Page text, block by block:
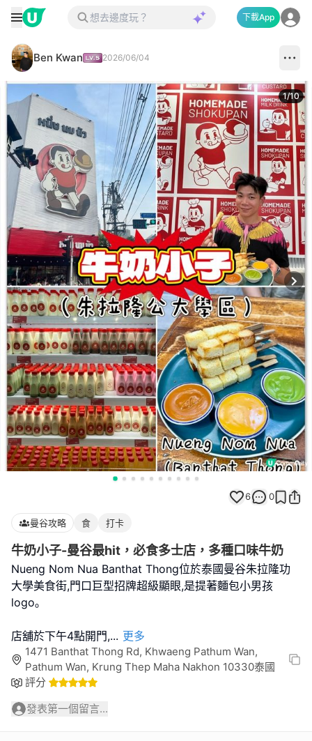
下載App
Ben Kwan 2026/06/04
1/10
6 0
曼谷攻略 食 打卡
牛奶小子-曼谷最hit，必食多士店，多種口味牛奶
Nueng Nom Nua Banthat Thong位於泰國曼谷朱拉隆功
大學美食街,門口巨型招牌超級顯眼,是提著麵包小男孩
logo｡
店舖於下午4點開門,... 更多
1471 Banthat Thong Rd, Khwaeng Pathum Wan,
Pathum Wan, Krung Thep Maha Nakhon 10330泰國
評分
發表第一個留言...